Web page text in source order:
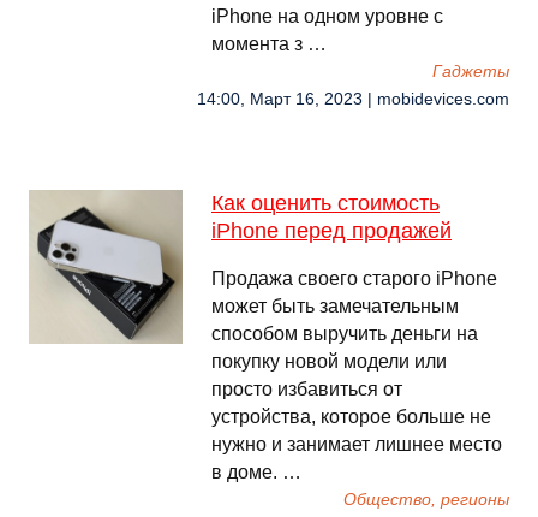
iPhone на одном уровне с
момента з …
Гаджеты
14:00, Март 16, 2023 | mobidevices.com
Как оценить стоимость
iPhone перед продажей
Продажа своего старого iPhone
может быть замечательным
способом выручить деньги на
покупку новой модели или
просто избавиться от
устройства, которое больше не
нужно и занимает лишнее место
в доме. …
Общество, регионы